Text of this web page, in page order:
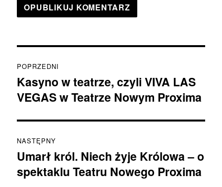
wpisu
POPRZEDNI
Poprzedni
wpis:
Kasyno w teatrze, czyli VIVA LAS
VEGAS w Teatrze Nowym Proxima
NASTĘPNY
Następny
wpis:
Umarł król. Niech żyje Królowa – o
spektaklu Teatru Nowego Proxima